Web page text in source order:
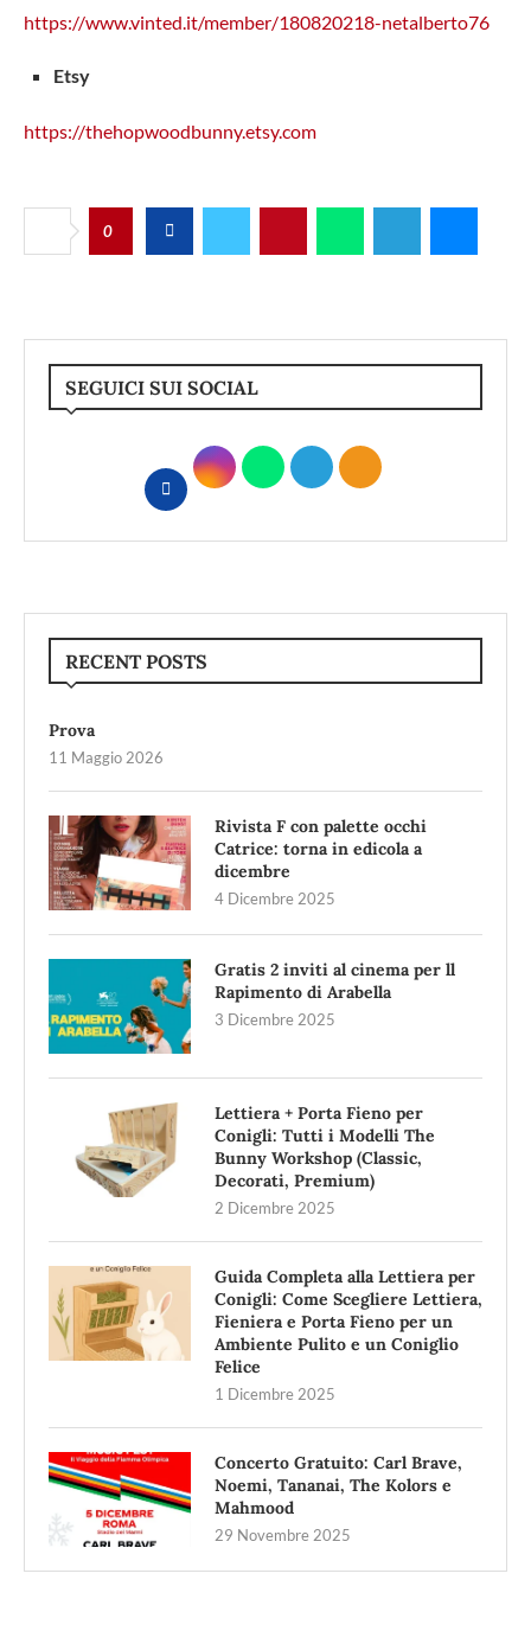
https://www.vinted.it/member/180820218-netalberto76
Etsy
https://thehopwoodbunny.etsy.com
0
SEGUICI SUI SOCIAL
RECENT POSTS
Prova
11 Maggio 2026
Rivista F con palette occhi
Catrice: torna in edicola a
dicembre
4 Dicembre 2025
Gratis 2 inviti al cinema per ll
Rapimento di Arabella
3 Dicembre 2025
Lettiera + Porta Fieno per
Conigli: Tutti i Modelli The
Bunny Workshop (Classic,
Decorati, Premium)
2 Dicembre 2025
Guida Completa alla Lettiera per
Conigli: Come Scegliere Lettiera,
Fieniera e Porta Fieno per un
Ambiente Pulito e un Coniglio
Felice
1 Dicembre 2025
Concerto Gratuito: Carl Brave,
Noemi, Tananai, The Kolors e
Mahmood
29 Novembre 2025